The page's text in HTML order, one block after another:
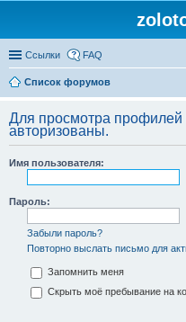
Ссылки FAQ
Список форумов
Для просмотра
авторизованы.
Имя пользователя:
Пароль:
Забыли пароль?
Повторно выслать письмо для
Запомнить меня
Скрыть моё пребывание на